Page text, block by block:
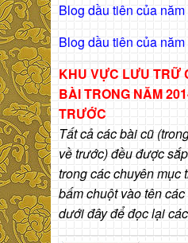
Blog dầu tiên của
Blog dầu tiên của
KHU VỰC LƯU TRỮ
BÀITRONG NĂM
TRƯỚC
Tất cả các bài cũ
về trước) đều được
trong các chuyên mục
bấm chuột vào tên
dưới đây để đọc lại